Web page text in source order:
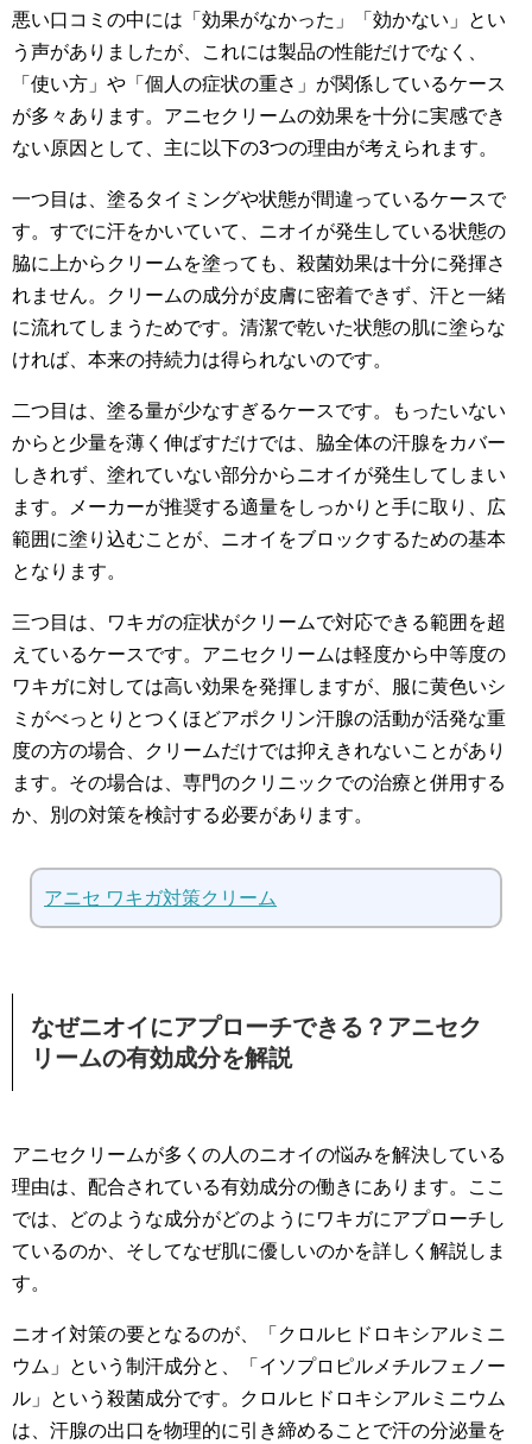
悪い口コミの中には「効果がなかった」「効かない」とい
う声がありましたが、これには製品の性能だけでなく、
「使い方」や「個人の症状の重さ」が関係しているケース
が多々あります。アニセクリームの効果を十分に実感でき
ない原因として、主に以下の3つの理由が考えられます。
一つ目は、塗るタイミングや状態が間違っているケースで
す。すでに汗をかいていて、ニオイが発生している状態の
脇に上からクリームを塗っても、殺菌効果は十分に発揮さ
れません。クリームの成分が皮膚に密着できず、汗と一緒
に流れてしまうためです。清潔で乾いた状態の肌に塗らな
ければ、本来の持続力は得られないのです。
二つ目は、塗る量が少なすぎるケースです。もったいない
からと少量を薄く伸ばすだけでは、脇全体の汗腺をカバー
しきれず、塗れていない部分からニオイが発生してしまい
ます。メーカーが推奨する適量をしっかりと手に取り、広
範囲に塗り込むことが、ニオイをブロックするための基本
となります。
三つ目は、ワキガの症状がクリームで対応できる範囲を超
えているケースです。アニセクリームは軽度から中等度の
ワキガに対しては高い効果を発揮しますが、服に黄色いシ
ミがべっとりとつくほどアポクリン汗腺の活動が活発な重
度の方の場合、クリームだけでは抑えきれないことがあり
ます。その場合は、専門のクリニックでの治療と併用する
か、別の対策を検討する必要があります。
アニセ ワキガ対策クリーム
なぜニオイにアプローチできる？アニセク
リームの有効成分を解説
アニセクリームが多くの人のニオイの悩みを解決している
理由は、配合されている有効成分の働きにあります。ここ
では、どのような成分がどのようにワキガにアプローチし
ているのか、そしてなぜ肌に優しいのかを詳しく解説しま
す。
ニオイ対策の要となるのが、「クロルヒドロキシアルミニ
ウム」という制汗成分と、「イソプロピルメチルフェノー
ル」という殺菌成分です。クロルヒドロキシアルミニウム
は、汗腺の出口を物理的に引き締めることで汗の分泌量を